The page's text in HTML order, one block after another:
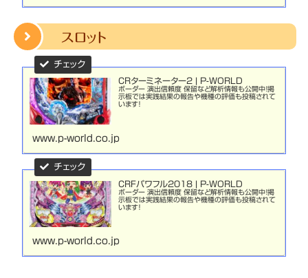
スロット
CRターミネーター2 | P-WORLD
ボーダー 演出信頼度 保留など解析情報も公開中！掲
示板では実践結果の報告や機種の評価も投稿されて
います！
www.p-world.co.jp
CRFパワフル2018 | P-WORLD
ボーダー 演出信頼度 保留など解析情報も公開中！掲
示板では実践結果の報告や機種の評価も投稿されて
います！
www.p-world.co.jp